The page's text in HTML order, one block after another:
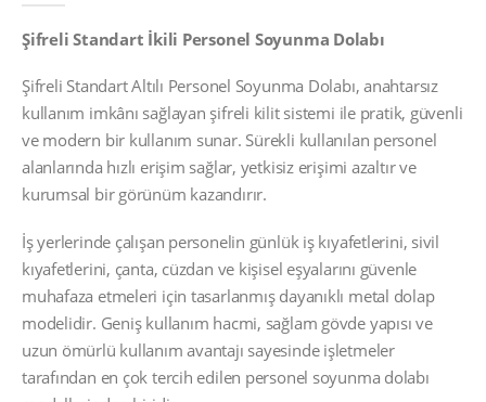
Şifreli Standart İkili Personel Soyunma Dolabı
Şifreli Standart Altılı Personel Soyunma Dolabı, anahtarsız
kullanım imkânı sağlayan şifreli kilit sistemi ile pratik, güvenli
ve modern bir kullanım sunar. Sürekli kullanılan personel
alanlarında hızlı erişim sağlar, yetkisiz erişimi azaltır ve
kurumsal bir görünüm kazandırır.
İş yerlerinde çalışan personelin günlük iş kıyafetlerini, sivil
kıyafetlerini, çanta, cüzdan ve kişisel eşyalarını güvenle
muhafaza etmeleri için tasarlanmış dayanıklı metal dolap
modelidir. Geniş kullanım hacmi, sağlam gövde yapısı ve
uzun ömürlü kullanım avantajı sayesinde işletmeler
tarafından en çok tercih edilen personel soyunma dolabı